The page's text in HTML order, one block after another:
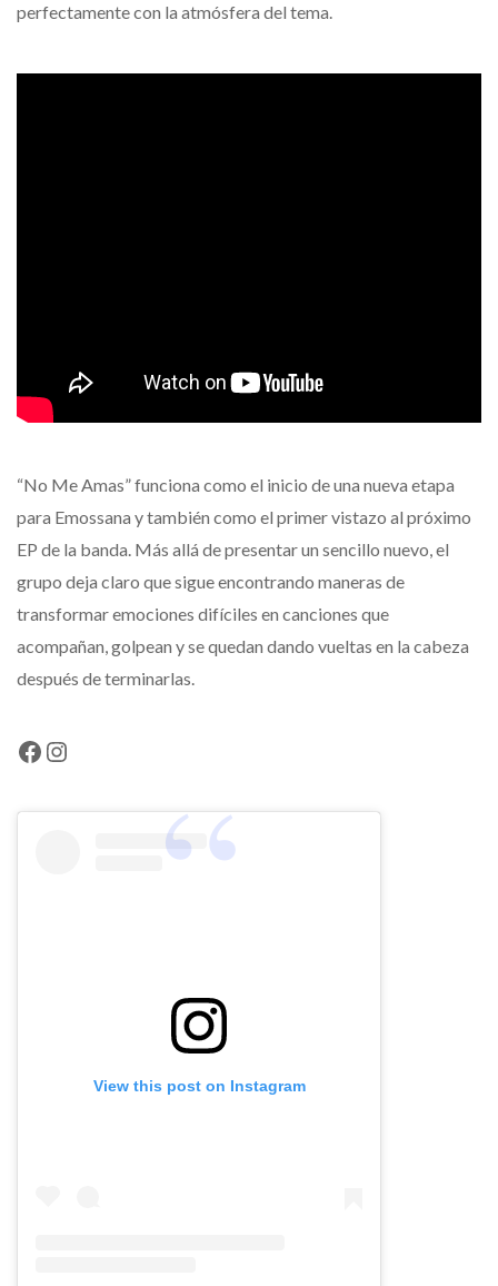
perfectamente con la atmósfera del tema.
“No Me Amas” funciona como el inicio de una nueva etapa
para Emossana y también como el primer vistazo al próximo
EP de la banda. Más allá de presentar un sencillo nuevo, el
grupo deja claro que sigue encontrando maneras de
transformar emociones difíciles en canciones que
acompañan, golpean y se quedan dando vueltas en la cabeza
después de terminarlas.
Facebook
Instagram
View this post on Instagram